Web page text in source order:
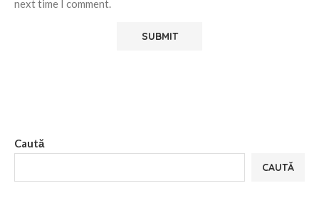
next time I comment.
Caută
CAUTĂ